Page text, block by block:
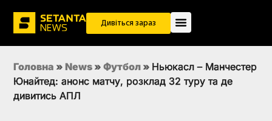
Дивіться зараз
Головна » News » Футбол » Ньюкасл – Манчестер
Юнайтед: анонс матчу, розклад 32 туру та де
дивитись АПЛ